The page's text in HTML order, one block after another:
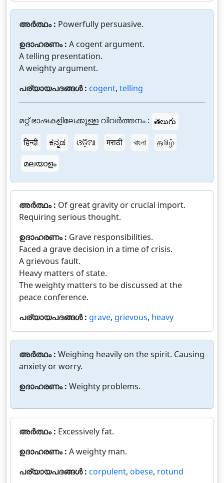
അർത്ഥം : Powerfully persuasive.
ഉദാഹരണം : A cogent argument.
A telling presentation.
A weighty argument.
പര്യായപദങ്ങൾ : cogent, telling
മറ്റ് ഭാഷകളിലേക്കുള്ള വിവർത്തനം : తెలుగు
हिन्दी
ಕನ್ನಡ ଓଡ଼ିଆ मराठी বাংলা
தமிழ்
മലയാളം
അർത്ഥം : Of great gravity or crucial import.
Requiring serious thought.
ഉദാഹരണം : Grave responsibilities.
Faced a grave decision in a time of crisis.
A grievous fault.
Heavy matters of state.
The weighty matters to be discussed at the
peace conference.
പര്യായപദങ്ങൾ : grave, grievous, heavy
അർത്ഥം : Weighing heavily on the spirit. Causing
anxiety or worry.
ഉദാഹരണം : Weighty problems.
അർത്ഥം : Excessively fat.
ഉദാഹരണം : A weighty man.
പര്യായപദങ്ങൾ : corpulent, obese, rotund